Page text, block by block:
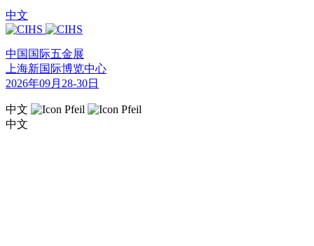
中文
中国国际五金展
上海新国际博览中心
2026年09月28-30日
中文
中文